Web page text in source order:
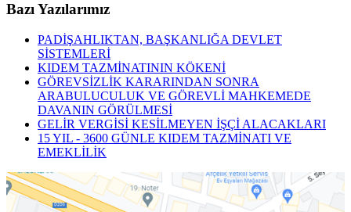
Bazı Yazılarımız
PADİŞAHLIKTAN, BAŞKANLIĞA DEVLET
SİSTEMLERİ
KIDEM TAZMİNATININ KÖKENİ
GÖREVSİZLİK KARARINDAN SONRA
ARABULUCULUK VE GÖREVLİ MAHKEMEDE
DAVANIN GÖRÜLMESİ
GELİR VERGİSİ KESİLMEYEN İŞÇİ ALACAKLARI
15 YIL - 3600 GÜNLE KIDEM TAZMİNATI VE
EMEKLİLİK